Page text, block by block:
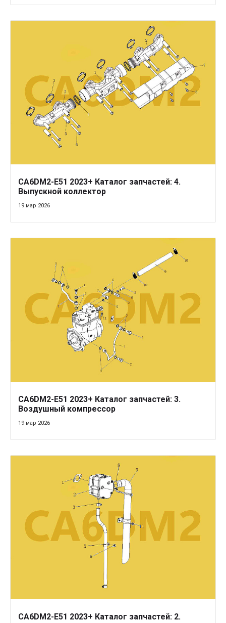
CA6DM2-E51 2023+ Каталог запчастей: 4.
Выпускной коллектор
19 мар 2026
CA6DM2-E51 2023+ Каталог запчастей: 3.
Воздушный компрессор
19 мар 2026
CA6DM2-E51 2023+ Каталог запчастей: 2.